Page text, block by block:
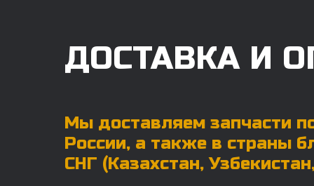
ДОСТАВКА И
Мы доставляем запчасти
России, а также в страны
СНГ (Казахстан,